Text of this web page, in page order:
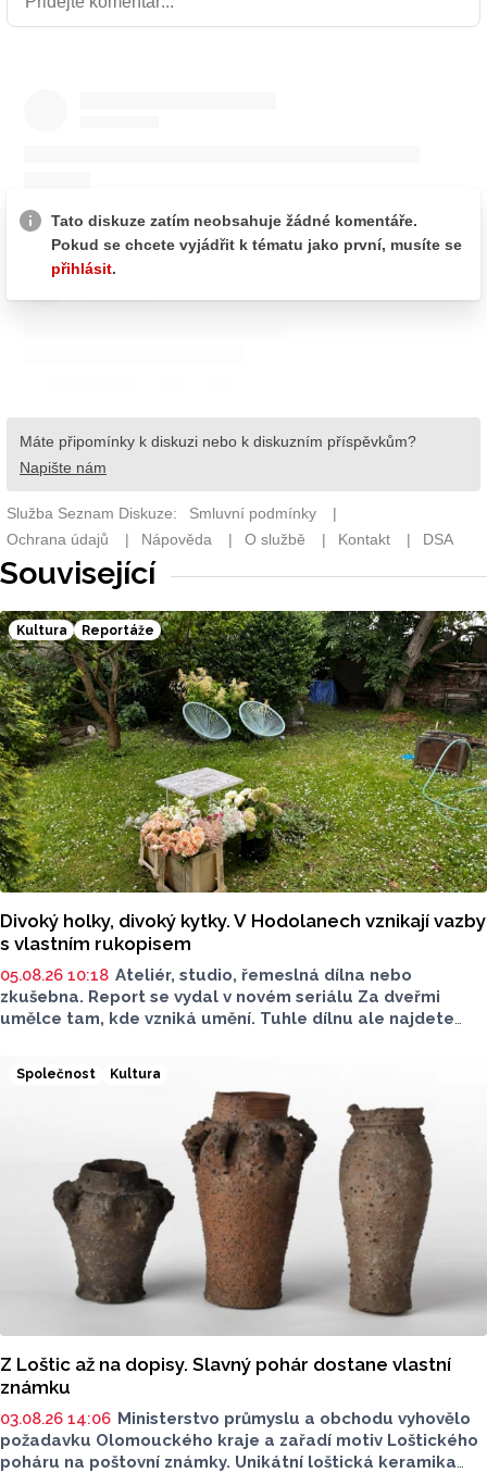
Související
Kultura Reportáže
Divoký holky, divoký kytky. V Hodolanech vznikají vazby
s vlastním rukopisem
05.08.26 10:18 Ateliér, studio, řemeslná dílna nebo
zkušebna. Report se vydal v novém seriálu Za dveřmi
umělce tam, kde vzniká umění. Tuhle dílnu ale najdete
Společnost Kultura
Z Loštic až na dopisy. Slavný pohár dostane vlastní
známku
03.08.26 14:06 Ministerstvo průmyslu a obchodu vyhovělo
požadavku Olomouckého kraje a zařadí motiv Loštického
poháru na poštovní známky. Unikátní loštická keramika